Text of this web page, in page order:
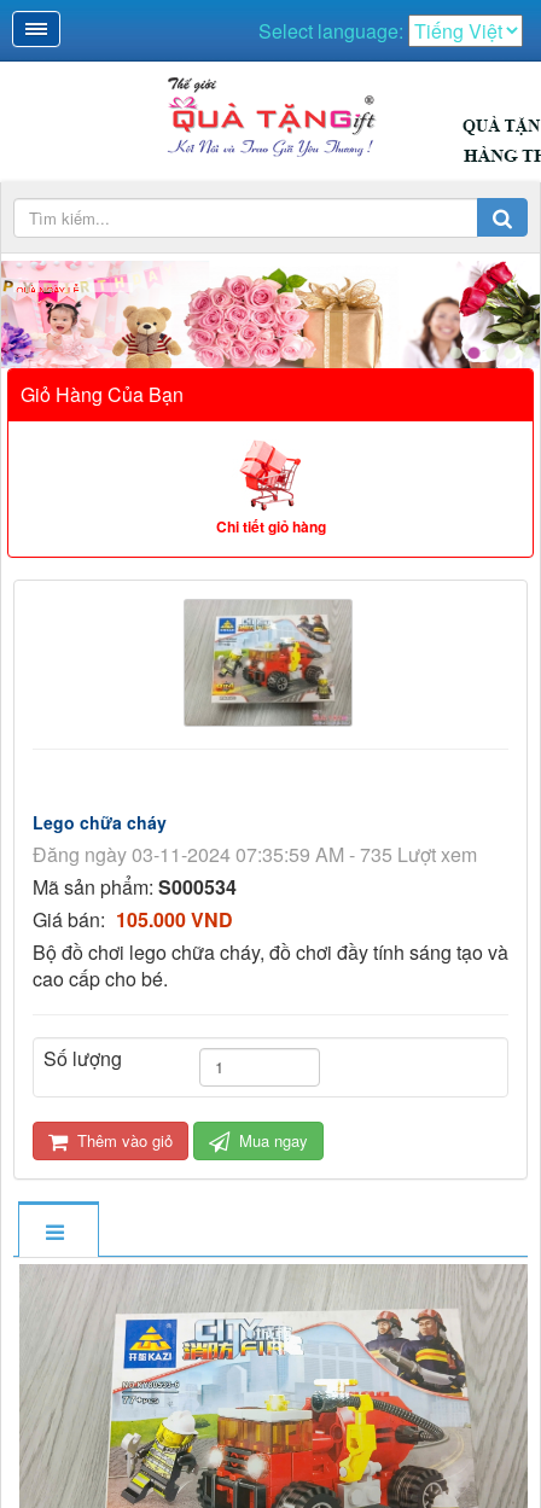
Select language:
Giỏ Hàng Của Bạn
Chi tiết giỏ hàng
Lego chữa cháy
Đăng ngày 03-11-2024 07:35:59 AM - 735 Lượt xem
Mã sản phẩm: S000534
Giá bán: 105.000 VND
Bộ đồ chơi lego chữa cháy, đồ chơi đầy tính sáng tạo và
cao cấp cho bé.
Số lượng
Thêm vào giỏ Mua ngay